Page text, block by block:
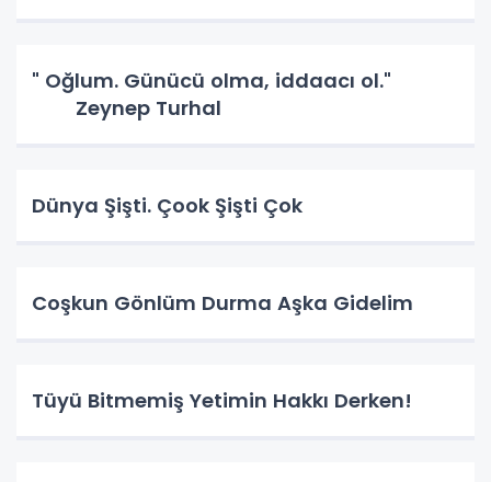
" Oğlum. Günücü olma, iddaacı ol."
Zeynep Turhal
Dünya Şişti. Çook Şişti Çok
Coşkun Gönlüm Durma Aşka Gidelim
Tüyü Bitmemiş Yetimin Hakkı Derken!